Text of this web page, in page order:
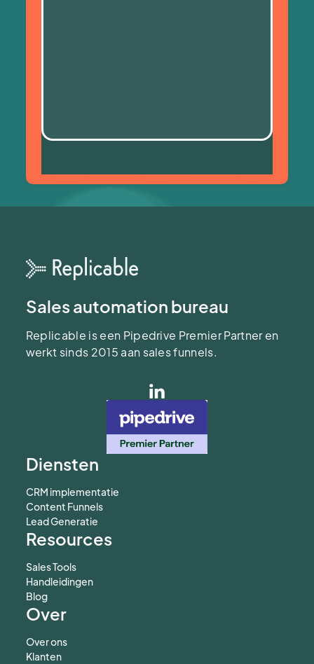
Sales automation bureau
Replicable is een Pipedrive Premier Partner en
werkt sinds 2015 aan sales funnels.
Diensten
CRM implementatie
Content Funnels
Lead Generatie
Resources
Sales Tools
Handleidingen
Blog
Over
Over ons
Klanten